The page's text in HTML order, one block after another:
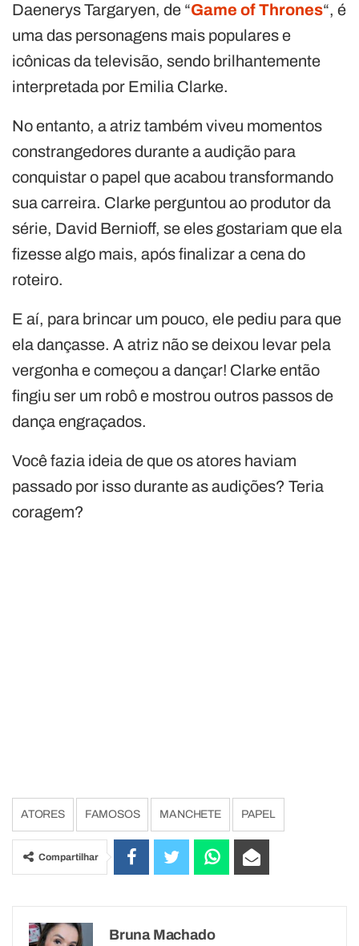
Daenerys Targaryen, de “Game of Thrones“, é
uma das personagens mais populares e
icônicas da televisão, sendo brilhantemente
interpretada por Emilia Clarke.
No entanto, a atriz também viveu momentos
constrangedores durante a audição para
conquistar o papel que acabou transformando
sua carreira. Clarke perguntou ao produtor da
série, David Bernioff, se eles gostariam que ela
fizesse algo mais, após finalizar a cena do
roteiro.
E aí, para brincar um pouco, ele pediu para que
ela dançasse. A atriz não se deixou levar pela
vergonha e começou a dançar! Clarke então
fingiu ser um robô e mostrou outros passos de
dança engraçados.
Você fazia ideia de que os atores haviam
passado por isso durante as audições? Teria
coragem?
ATORES FAMOSOS MANCHETE PAPEL
Compartilhar
Bruna Machado